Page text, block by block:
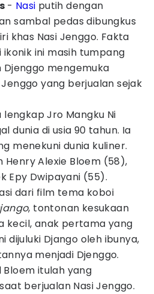
- Nasi putih dengan
sambal pedas dibungkus
khas Nasi Jenggo. Fakta
ini masih tumpang
mengemuka
yang berjualan sejak
Jro Mangku Ni
dunia di usia 90 tahun. Ia
menekuni dunia kuliner.
Alexie Bloem (58),
Epy Dwipayani (55).
dari film tema koboi
, tontonan kesukaan
kecil, anak pertama yang
dijuluki Django oleh ibunya,
menjadi Djenggo.
itulah yang
berjualan Nasi Jenggo.